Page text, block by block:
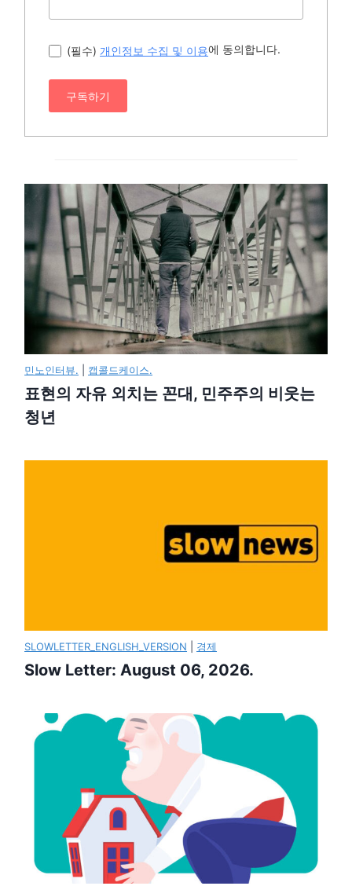
(필수) 개인정보 수집 및 이용에 동의합니다.
구독하기
민노인터뷰. 캡콜드케이스.
표현의 자유 외치는 꼰대, 민주주의 비웃는
청년
SLOWLETTER_ENGLISH_VERSION 경제
Slow Letter: August 06, 2026.